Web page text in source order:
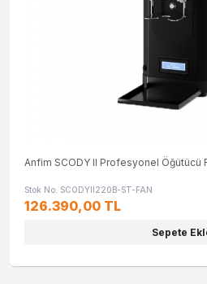
Anfim SCODY II Profesyonel Öğütücü
Stok No: SCODYII220B-ST-FAN
126.390,00 TL
Sepete